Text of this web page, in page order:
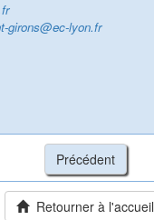
girons@ec-lyon.fr
Retourner à l'accueil